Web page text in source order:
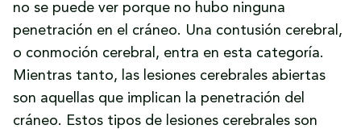
no se puede ver porque no hubo ninguna
penetración en el cráneo. Una contusión cerebral,
o conmoción cerebral, entra en esta categoría.
Mientras tanto, las lesiones cerebrales abiertas
son aquellas que implican la penetración del
cráneo. Estos tipos de lesiones cerebrales son